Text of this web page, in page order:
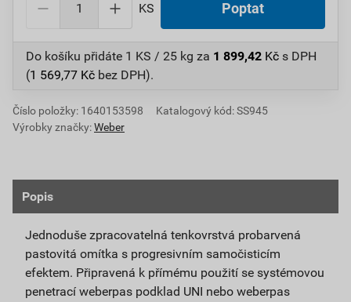
KS Poptat
Do košíku přidáte 1 KS / 25 kg za 1 899,42 Kč s DPH
(1 569,77 Kč bez DPH).
Číslo položky: 1640153598
Katalogový kód: SS945
Výrobky značky:Weber
Popis
Jednoduše zpracovatelná tenkovrstvá probarvená
pastovitá omítka s progresivním samočisticím
efektem. Připravená k přímému použití se systémovou
penetrací weberpas podklad UNI nebo weberpas